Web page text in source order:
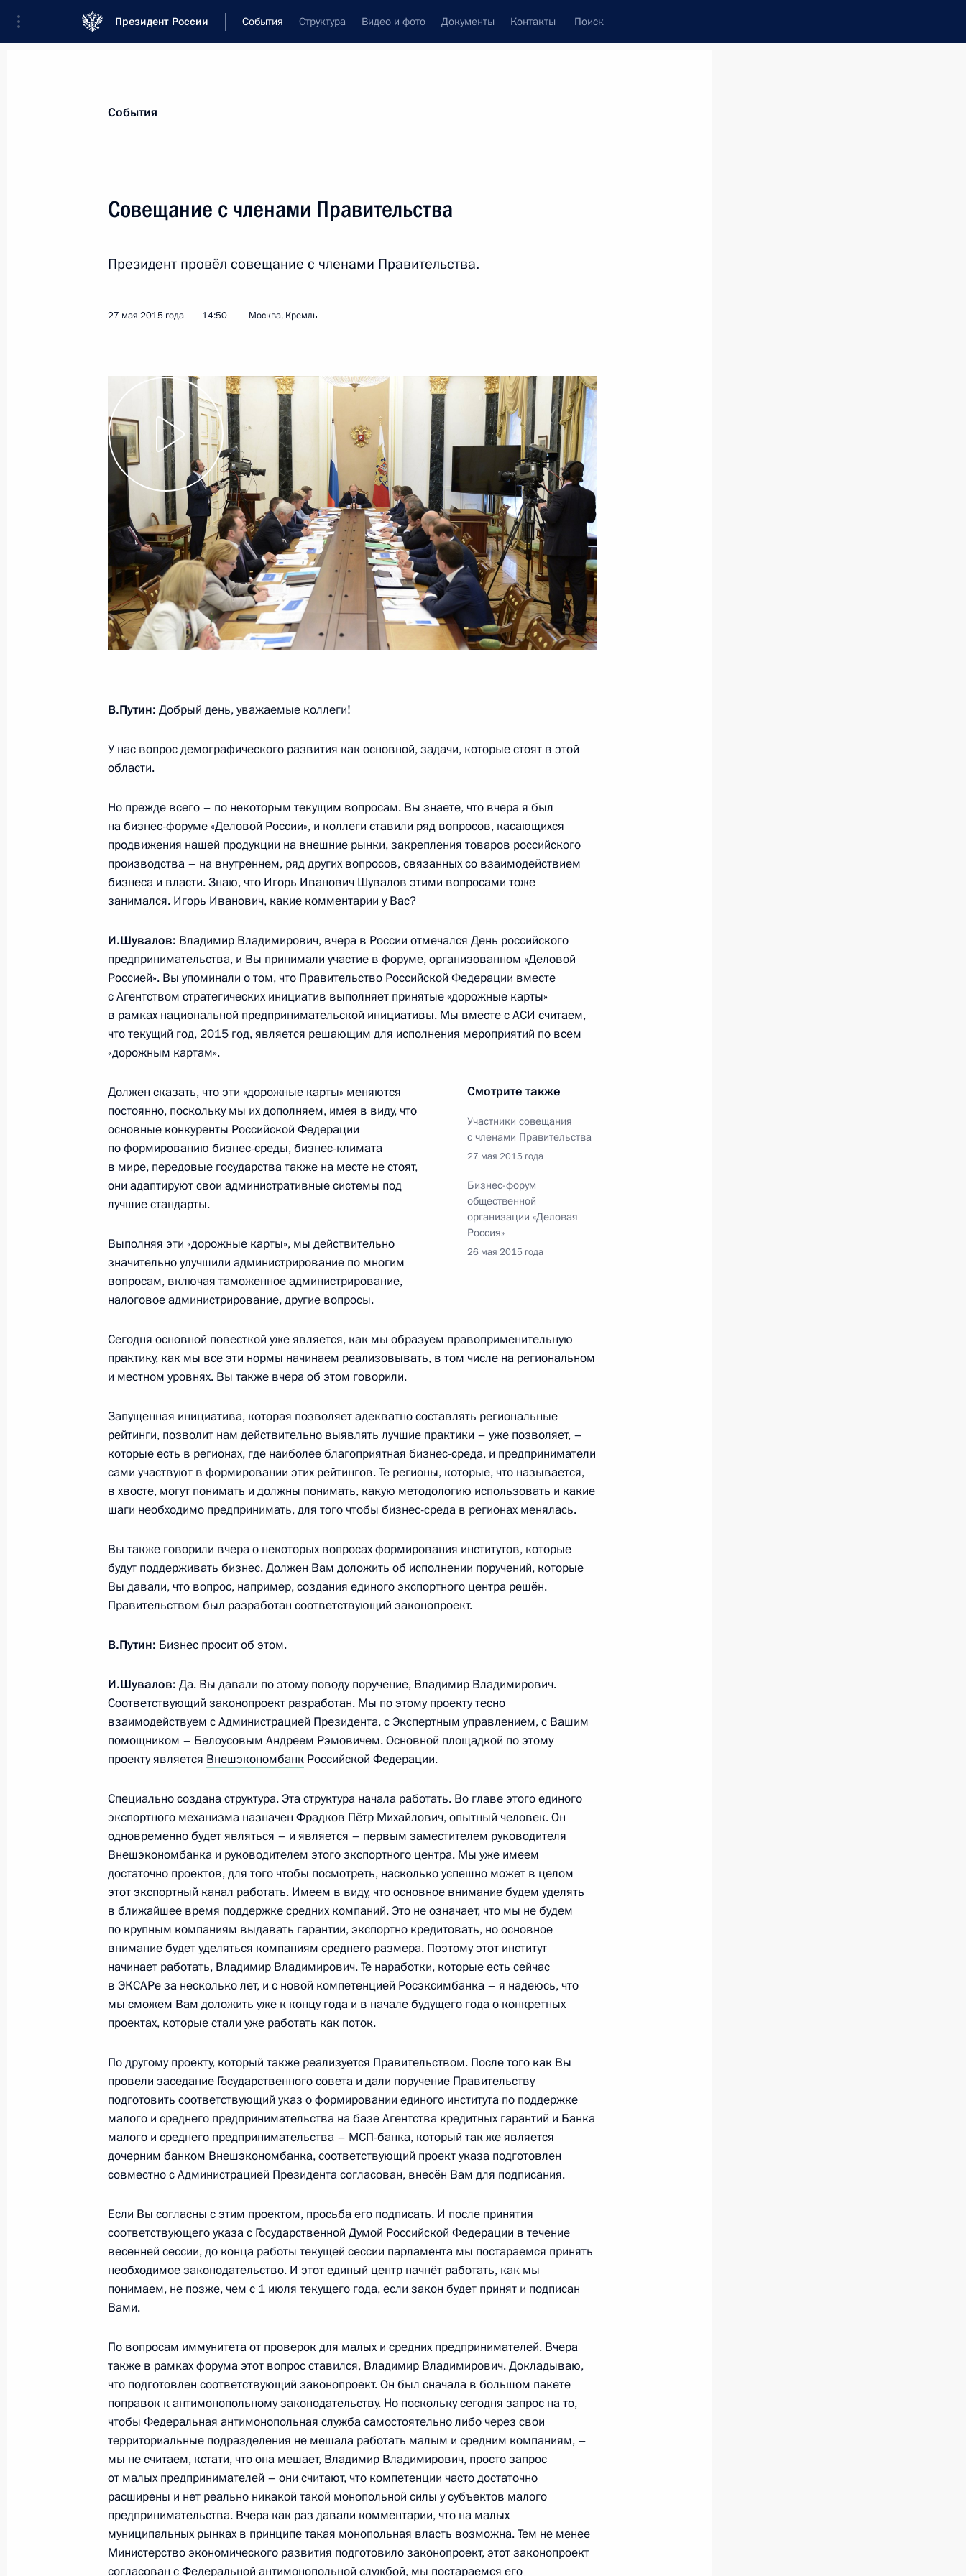
Президент России События Структура Видео и фото Документы Контакты Поиск
Новости
28 мая 2015 года, 14:50 Москва, Кремль
Комментарий о ситуации в ФИФА
Поздравление Президенту Азербайджана с Днём Республики
28 мая 2015 года, 10:30
Поздравление военнослужащим и ветеранам Пограничной
службы ФСБ России с Днём пограничника
28 мая 2015 года, 09:00
27 мая 2015 года, среда
Заседание наблюдательного совета Агентства стратегических
6 6м
Президент России примет верительные грамоты у 13 вновь
прибывших послов иностранных государств
27 мая 2015 года, 16:00
Совещание с членами Правительства
27 мая 2015 года, 14:50
7
26 мая 2015 года, вторник
Встреча с главным редактором газеты «Комсомольская правда»
Владимиром Сунгоркиным
26 мая 2015 года, 20:10 Москва, Кремль
Встреча с представителями государств БРИКС, курирующими
вопросы безопасности
26 мая 2015 года, 17:10 Москва
Встреча с Уполномоченным по защите прав предпринимателей
26 мая 2015 года, 15:15 Москва
26 мая 2015 года, 14:40 Москва
25 мая 2015 года, понедельник
Телефонный разговор с Премьер-министром Великобритании
Дэвидом Кэмероном
25 мая 2015 года, 19:00
Александр Никитин назначен временно исполняющим
обязанности главы администрации Тамбовской области
25 мая 2015 года, 16:10
сотрудничества России с иностранными государствами
25 мая 2015 года, 15:40 Москва, Кремль
Президент встретится с представителями государств БРИКС,
курирующими вопросы безопасности
25 мая 2015 года, 15:05
Совещание по вопросам развития космической отрасли
25 мая 2015 года, 14:00 Москва, Кремль
1
Поздравление Анджею Дуде с избранием на пост Президента
Польши
Иван Белозерцев назначен временно исполняющим
обязанности губернатора Пензенской области
25 мая 2015 года, 11:45
Встреча с Патриархом Московским и всея Руси Кириллом
24 мая 2015 года, 14:15 Москва, Кремль
22 мая 2015 года, пятница
Рабочая встреча с губернатором Архангельской области Игорем
Орловым
22 мая 2015 года, 15:00 Москва, Кремль
Указ о досрочном прекращении полномочий губернатора
Архангельской области
22 мая 2015 года, 15:00
21 мая 2015 года, четверг
События
Совещание с членами Правительства
Президент провёл совещание с членами Правительства.
27 мая 2015 года 14:50 Москва, Кремль
В.Путин: Добрый день, уважаемые коллеги!
У нас вопрос демографического развития как основной, задачи, которые стоят в этой
области.
Но прежде всего – по некоторым текущим вопросам. Вы знаете, что вчера я был
на бизнес-форуме «Деловой России», и коллеги ставили ряд вопросов, касающихся
продвижения нашей продукции на внешние рынки, закрепления товаров российского
производства – на внутреннем, ряд других вопросов, связанных со взаимодействием
бизнеса и власти. Знаю, что Игорь Иванович Шувалов этими вопросами тоже
занимался. Игорь Иванович, какие комментарии у Вас?
И.Шувалов: Владимир Владимирович, вчера в России отмечался День российского
предпринимательства, и Вы принимали участие в форуме, организованном «Деловой
Россией». Вы упоминали о том, что Правительство Российской Федерации вместе
с Агентством стратегических инициатив выполняет принятые «дорожные карты»
в рамках национальной предпринимательской инициативы. Мы вместе с АСИ считаем,
что текущий год, 2015 год, является решающим для исполнения мероприятий по всем
«дорожным картам».
Смотрите также
Участники совещания
с членами Правительства
27 мая 2015 года
Бизнес-форум
общественной
организации «Деловая
Россия»
26 мая 2015 года
Должен сказать, что эти «дорожные карты» меняются
постоянно, поскольку мы их дополняем, имея в виду, что
основные конкуренты Российской Федерации
по формированию бизнес-среды, бизнес-климата
в мире, передовые государства также на месте не стоят,
они адаптируют свои административные системы под
лучшие стандарты.
Выполняя эти «дорожные карты», мы действительно
значительно улучшили администрирование по многим
вопросам, включая таможенное администрирование,
налоговое администрирование, другие вопросы.
Сегодня основной повесткой уже является, как мы образуем правоприменительную
практику, как мы все эти нормы начинаем реализовывать, в том числе на региональном
и местном уровнях. Вы также вчера об этом говорили.
Запущенная инициатива, которая позволяет адекватно составлять региональные
рейтинги, позволит нам действительно выявлять лучшие практики – уже позволяет, –
которые есть в регионах, где наиболее благоприятная бизнес-среда, и предприниматели
сами участвуют в формировании этих рейтингов. Те регионы, которые, что называется,
в хвосте, могут понимать и должны понимать, какую методологию использовать и какие
шаги необходимо предпринимать, для того чтобы бизнес-среда в регионах менялась.
Вы также говорили вчера о некоторых вопросах формирования институтов, которые
будут поддерживать бизнес. Должен Вам доложить об исполнении поручений, которые
Вы давали, что вопрос, например, создания единого экспортного центра решён.
Правительством был разработан соответствующий законопроект.
В.Путин: Бизнес просит об этом.
И.Шувалов: Да. Вы давали по этому поводу поручение, Владимир Владимирович.
Соответствующий законопроект разработан. Мы по этому проекту тесно
взаимодействуем с Администрацией Президента, с Экспертным управлением, с Вашим
помощником – Белоусовым Андреем Рэмовичем. Основной площадкой по этому
проекту является Внешэкономбанк Российской Федерации.
Специально создана структура. Эта структура начала работать. Во главе этого единого
экспортного механизма назначен Фрадков Пётр Михайлович, опытный человек. Он
одновременно будет являться – и является – первым заместителем руководителя
Внешэкономбанка и руководителем этого экспортного центра. Мы уже имеем
достаточно проектов, для того чтобы посмотреть, насколько успешно может в целом
этот экспортный канал работать. Имеем в виду, что основное внимание будем уделять
в ближайшее время поддержке средних компаний. Это не означает, что мы не будем
по крупным компаниям выдавать гарантии, экспортно кредитовать, но основное
внимание будет уделяться компаниям среднего размера. Поэтому этот институт
начинает работать, Владимир Владимирович. Те наработки, которые есть сейчас
в ЭКСАРе за несколько лет, и с новой компетенцией Росэксимбанка – я надеюсь, что
мы сможем Вам доложить уже к концу года и в начале будущего года о конкретных
проектах, которые стали уже работать как поток.
По другому проекту, который также реализуется Правительством. После того как Вы
провели заседание Государственного совета и дали поручение Правительству
подготовить соответствующий указ о формировании единого института по поддержке
малого и среднего предпринимательства на базе Агентства кредитных гарантий и Банка
малого и среднего предпринимательства – МСП-банка, который так же является
дочерним банком Внешэкономбанка, соответствующий проект указа подготовлен
совместно с Администрацией Президента согласован, внесён Вам для подписания.
Если Вы согласны с этим проектом, просьба его подписать. И после принятия
соответствующего указа с Государственной Думой Российской Федерации в течение
весенней сессии, до конца работы текущей сессии парламента мы постараемся принять
необходимое законодательство. И этот единый центр начнёт работать, как мы
понимаем, не позже, чем с 1 июля текущего года, если закон будет принят и подписан
Вами.
По вопросам иммунитета от проверок для малых и средних предпринимателей. Вчера
также в рамках форума этот вопрос ставился, Владимир Владимирович. Докладываю,
что подготовлен соответствующий законопроект. Он был сначала в большом пакете
поправок к антимонопольному законодательству. Но поскольку сегодня запрос на то,
чтобы Федеральная антимонопольная служба самостоятельно либо через свои
территориальные подразделения не мешала работать малым и средним компаниям, –
мы не считаем, кстати, что она мешает, Владимир Владимирович, просто запрос
от малых предпринимателей – они считают, что компетенции часто достаточно
расширены и нет реально никакой такой монопольной силы у субъектов малого
предпринимательства. Вчера как раз давали комментарии, что на малых
муниципальных рынках в принципе такая монопольная власть возможна. Тем не менее
Министерство экономического развития подготовило законопроект, этот законопроект
согласован с Федеральной антимонопольной службой, мы постараемся его